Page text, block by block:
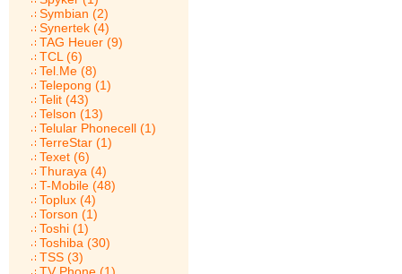
Symbian (2)
Synertek (4)
TAG Heuer (9)
TCL (6)
Tel.Me (8)
Telepong (1)
Telit (43)
Telson (13)
Telular Phonecell (1)
TerreStar (1)
Texet (6)
Thuraya (4)
T-Mobile (48)
Toplux (4)
Torson (1)
Toshi (1)
Toshiba (30)
TSS (3)